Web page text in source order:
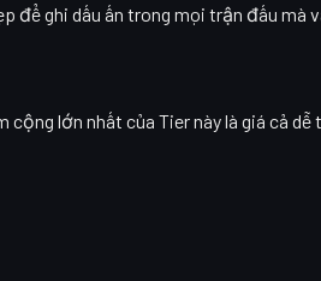
để ghi dấu ấn trong mọi trận đấu mà
lớn nhất của Tier này là giá cả